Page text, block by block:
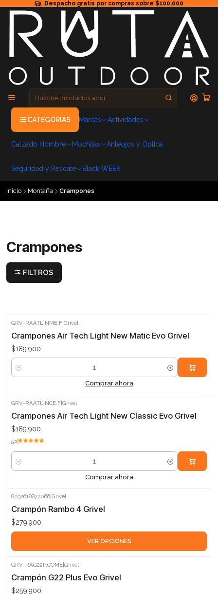
Despacho gratis por compras sobre $100.000
CATEGORÍAS Marcas Actividades
Calzado Hombre Mochilas Anteojos y Optica
Seguridad y Rescate Black WEEK
Inicio Montaña Crampones
Crampones
FILTROS
GRV-RAATL.NME.F|Grivel
Crampones Air Tech Light New Matic Evo Grivel
$189.900
Cantidad
Comprar ahora
GRV-RAATL.NCE.F|Grivel
Crampones Air Tech Light New Classic Evo Grivel
$189.900
5.0
Cantidad
Comprar ahora
8032618877066 |Grivel
Crampón Rambo 4 Grivel
$279.900
VER OPCIONES
GRV-RAG22P.COME |Grivel
Crampón G22 Plus Evo Grivel
$259.900